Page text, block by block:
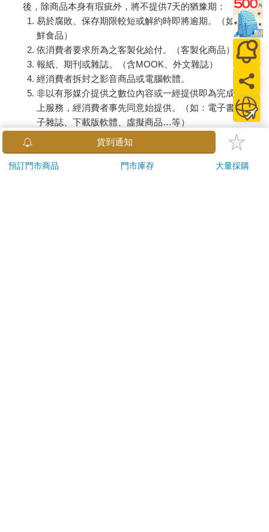
後，除商品本身有瑕疵外，將不提供7天的猶豫期：
易於腐敗、保存期限較短或解約時即將逾期。（如：生
鮮食品）
依消費者要求所為之客製化給付。（客製化商品）
報紙、期刊或雜誌。（含MOOK、外文雜誌）
經消費者拆封之影音商品或電腦軟體。
非以有形媒介提供之數位內容或一經提供即為完成之線
上服務，經消費者事先同意始提供。（如：電子書、電
子雜誌、下載版軟體、虛擬商品…等）
已拆封之個人衛生用品。（如：內衣褲、刮鬍刀、除毛
若非上列種類商品，均享有到貨7天的猶豫期（含例假
貨到通知
預訂門市商品 門市庫存 大量採購